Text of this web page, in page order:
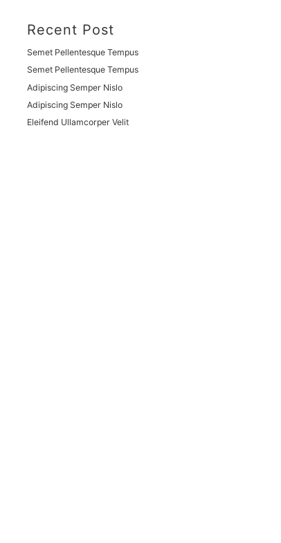
Recent Post
Semet Pellentesque Tempus
Semet Pellentesque Tempus
Adipiscing Semper Nislo
Adipiscing Semper Nislo
Eleifend Ullamcorper Velit